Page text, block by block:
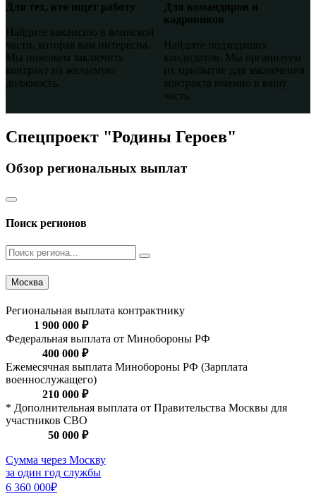
Для тех, кто ищет работу
Найдите вакансию в воинской
части, которая вам интересна.
Мы поможем заключить
контракт на желаемую
должность.
Для командиров и
кадровиков
Найдите подходящих
кандидатов. Мы организуем
их прибытие для заключения
контракта именно в вашу
часть.
Спецпроект "Родины Героев"
Обзор региональных выплат
Поиск регионов
Москва
Региональная выплата контрактнику
1 900 000 ₽
Федеральная выплата от Минобороны РФ
400 000 ₽
Ежемесячная выплата Минобороны РФ (Зарплата
военнослужащего)
210 000 ₽
* Дополнительная выплата от Правительства Москвы для
участников СВО
50 000 ₽
Сумма через Москву
за один год службы
6 360 000₽